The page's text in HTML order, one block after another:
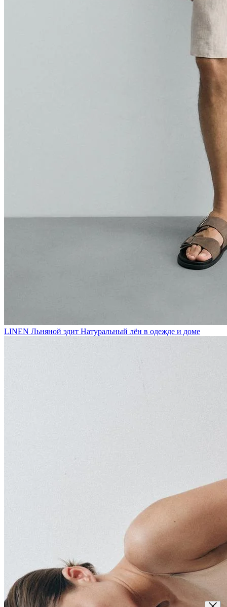
LINEN Льняной эдит Натуральный лён в одежде и доме